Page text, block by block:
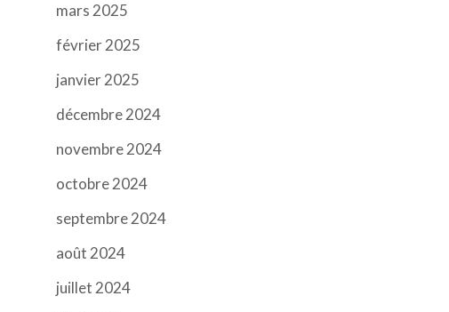
mars 2025
février 2025
janvier 2025
décembre 2024
novembre 2024
octobre 2024
septembre 2024
août 2024
juillet 2024